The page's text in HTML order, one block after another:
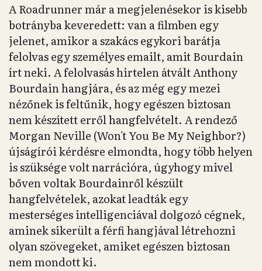
A Roadrunner már a megjelenésekor is kisebb
botrányba keveredett: van a filmben egy
jelenet, amikor a szakács egykori barátja
felolvas egy személyes emailt, amit Bourdain
írt neki. A felolvasás hirtelen átvált Anthony
Bourdain hangjára, és az még egy mezei
nézőnek is feltűnik, hogy egészen biztosan
nem készített erről hangfelvételt. A rendező
Morgan Neville (Won't You Be My Neighbor?)
újságírói kérdésre elmondta, hogy több helyen
is szüksége volt narrációra, úgyhogy mivel
bőven voltak Bourdainről készült
hangfelvételek, azokat leadták egy
mesterséges intelligenciával dolgozó cégnek,
aminek sikerült a férfi hangjával létrehozni
olyan szövegeket, amiket egészen biztosan
nem mondott ki.